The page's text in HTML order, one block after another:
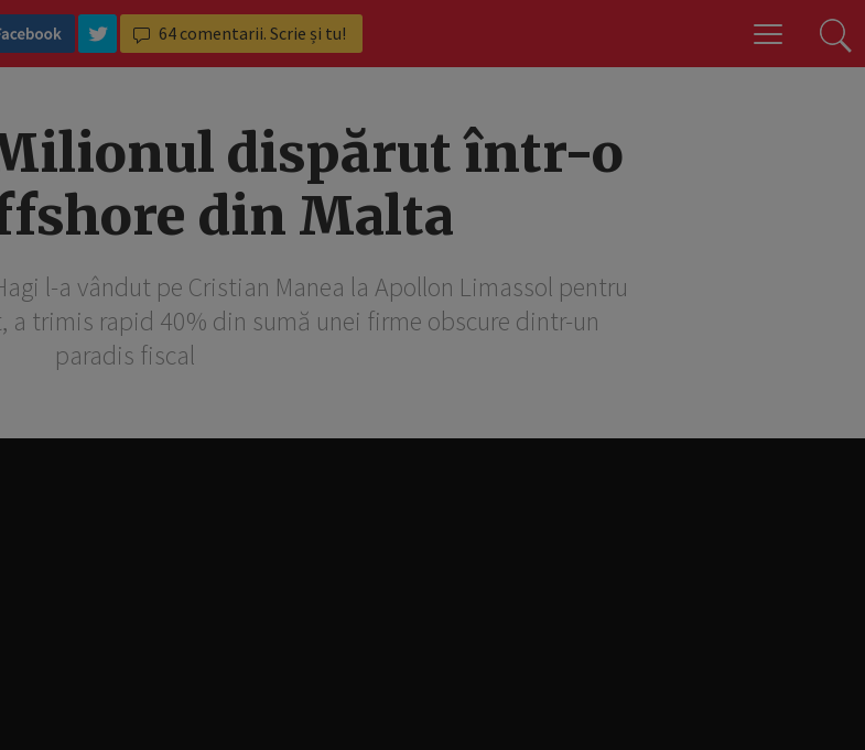
64 comentarii. Scrie și tu!
dispărut într-o
din Malta
l-a vândut pe Cristian Manea la Apollon Limassol pentru
a trimis rapid 40% din sumă unei firme obscure dintr-un
paradis fiscal